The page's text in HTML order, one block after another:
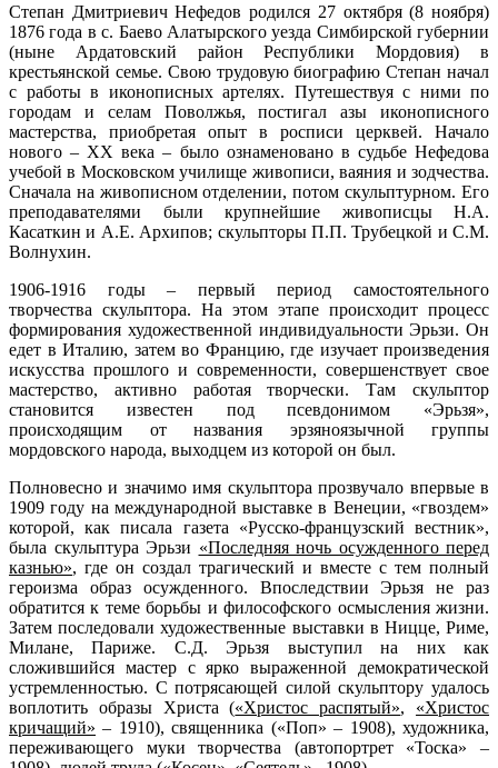
Степан Дмитриевич Нефедов родился 27 октября (8 ноября)
1876 года в с. Баево Алатырского уезда Симбирской губернии
(ныне Ардатовский район Республики Мордовия) в
крестьянской семье. Свою трудовую биографию Степан начал
с работы в иконописных артелях. Путешествуя с ними по
городам и селам Поволжья, постигал азы иконописного
мастерства, приобретая опыт в росписи церквей. Начало
нового – ХХ века – было ознаменовано в судьбе Нефедова
учебой в Московском училище живописи, ваяния и зодчества.
Сначала на живописном отделении, потом скульптурном. Его
преподавателями были крупнейшие живописцы Н.А.
Касаткин и А.Е. Архипов; скульпторы П.П. Трубецкой и С.М.
Волнухин.
1906-1916 годы – первый период самостоятельного
творчества скульптора. На этом этапе происходит процесс
формирования художественной индивидуальности Эрьзи. Он
едет в Италию, затем во Францию, где изучает произведения
искусства прошлого и современности, совершенствует свое
мастерство, активно работая творчески. Там скульптор
становится известен под псевдонимом «Эрьзя»,
происходящим от названия эрзяноязычной группы
мордовского народа, выходцем из которой он был.
Полновесно и значимо имя скульптора прозвучало впервые в
1909 году на международной выставке в Венеции, «гвоздем»
которой, как писала газета «Русско-французский вестник»,
была скульптура Эрьзи «Последняя ночь осужденного перед
казнью», где он создал трагический и вместе с тем полный
героизма образ осужденного. Впоследствии Эрьзя не раз
обратится к теме борьбы и философского осмысления жизни.
Затем последовали художественные выставки в Ницце, Риме,
Милане, Париже. С.Д. Эрьзя выступил на них как
сложившийся мастер с ярко выраженной демократической
устремленностью. С потрясающей силой скульптору удалось
воплотить образы Христа («Христос распятый», «Христос
кричащий» – 1910), священника («Поп» – 1908), художника,
переживающего муки творчества (автопортрет «Тоска» –